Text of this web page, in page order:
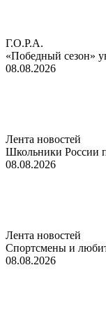
Г.О.Р.А.
«Победный сезон»
08.08.2026
Лента новостей
Школьники России
08.08.2026
Лента новостей
Спортсмены и
08.08.2026